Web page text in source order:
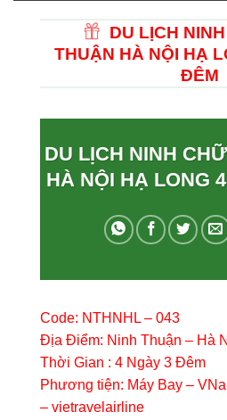
DU LỊCH
THUẬN HÀ NỘI HẠ
ĐÊM
DU LỊCH NINH
HÀ NỘI HẠ LONG
Code: NTHNHL – 043
Địa Điểm: Ninh Thuận – Hà
Thời Gian : 4 Ngày 3 Đêm
Phương tiện: Máy Bay –
– vietravelairline